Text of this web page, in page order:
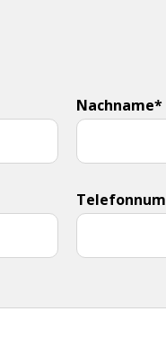
Nachname*